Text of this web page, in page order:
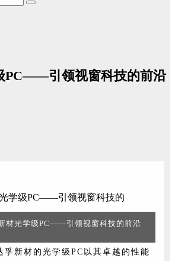
PC——引领视窗科技的前沿
材光学级PC——引领视窗科技的前沿
光学级PC（聚碳酸酯）扮演着至
孚新材的光学级PC以其卓越的性能